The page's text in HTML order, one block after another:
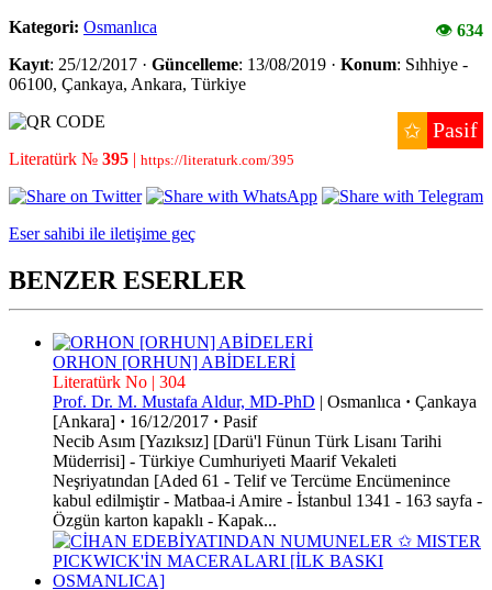
Kategori: Osmanlıca 👁 634
Kayıt: 25/12/2017 · Güncelleme: 13/08/2019 · Konum: Sıhhiye -
06100, Çankaya, Ankara, Türkiye
Pasif
✩
Literatürk № 395 | https://literaturk.com/395
Eser sahibi ile iletişime geç
BENZER ESERLER
ORHON [ORHUN] ABİDELERİ
Literatürk No | 304
Prof. Dr. M. Mustafa Aldur, MD-PhD | Osmanlıca · Çankaya
[Ankara] · 16/12/2017 · Pasif
Necib Asım [Yazıksız] [Darü'l Fünun Türk Lisanı Tarihi
Müderrisi] - Türkiye Cumhuriyeti Maarif Vekaleti
Neşriyatından [Aded 61 - Telif ve Tercüme Encümenince
kabul edilmiştir - Matbaa-i Amire - İstanbul 1341 - 163 sayfa -
Özgün karton kapaklı - Kapak...